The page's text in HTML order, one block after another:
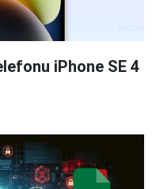
iPhone SE 4